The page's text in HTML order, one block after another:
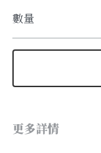
數量
更多詳情